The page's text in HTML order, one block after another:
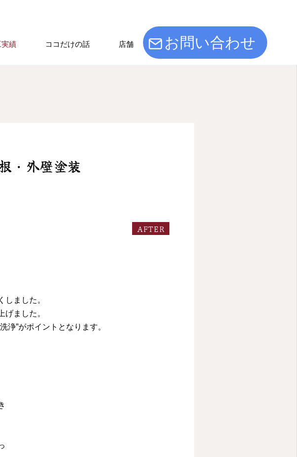
績 ココだけの話 店舗 お問い合わせ
・外壁塗装
AFTER
ました。
ました。
浄”がポイントとなります。